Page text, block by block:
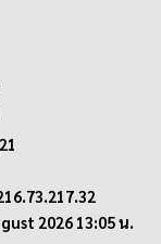
2026 13:05 น.